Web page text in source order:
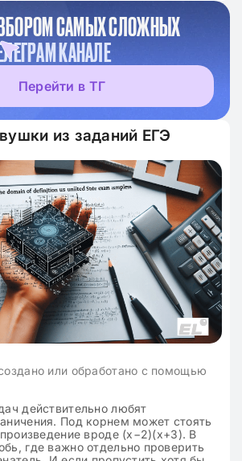
САМЫХ СЛОЖНЫХ
КАНАЛЕ
Перейти в ТГ
из заданий ЕГЭ
или обработано с помощью
действительно любят
Под корнем может стоять
вроде (x−2)(x+3). В
где важно отдельно проверить